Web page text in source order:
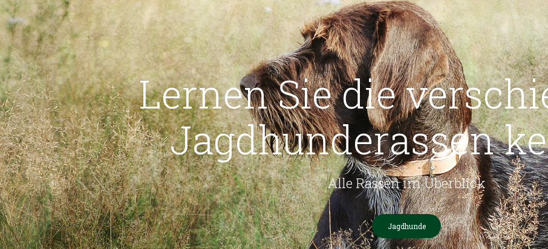
Lernen Sie die
Jagdhunderassen
Alle Rassen im Überblick
Jagdhunde